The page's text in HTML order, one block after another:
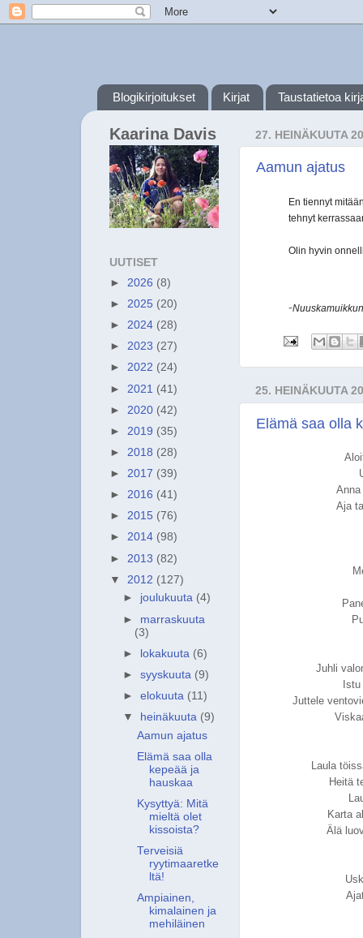
Blogikirjoitukset Kirjat Taustatietoa
27. HEINÄKUUTA
Aamun ajatus
En tiennyt
tehnyt
Olin hyvin
-
25. HEINÄKUUTA
Elämä saa olla
Aja
Juhli
Juttele
Laula
Heitä
Karta
Älä
Kaarina Davis
UUTISET
► 2026 (8)
► 2025 (20)
► 2024 (28)
► 2023 (27)
► 2022 (24)
► 2021 (41)
► 2020 (42)
► 2019 (35)
► 2018 (28)
► 2017 (39)
► 2016 (41)
► 2015 (76)
► 2014 (98)
► 2013 (82)
▼ 2012 (127)
► joulukuuta (4)
► marraskuuta
(3)
► lokakuuta (6)
►syyskuuta (9)
►elokuuta (11)
▼
heinäkuuta (9)
Aamun ajatus
Elämä saa olla
kepeää ja
hauskaa
Kysyttyä: Mitä
mieltä olet
kissoista?
Terveisiä
ryytimaaretke
ltä!
Ampiainen,
kimalainen ja
mehiläinen